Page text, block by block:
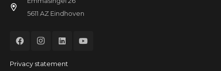
5611 AZ Eindhoven
Privacy statement